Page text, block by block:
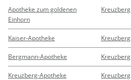
Apotheke zum goldenen
Einhorn
Kreuzberg
Kaiser-Apotheke Kreuzberg
Bergmann-Apotheke Kreuzberg
Kreuzberg-Apotheke Kreuzberg